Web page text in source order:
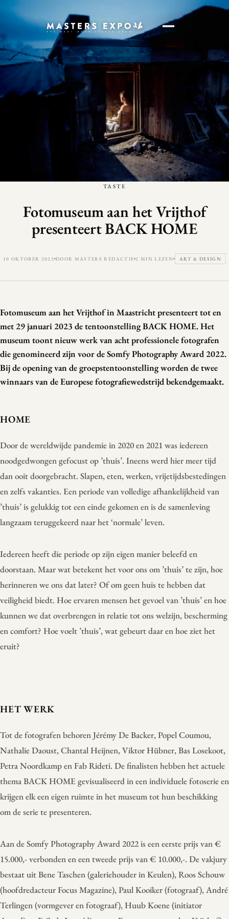
TASTE
Fotomuseum aan het Vrijthof
presenteert BACK HOME
10 OKTOBER 2022 DOOR MASTERS REDACTIE 2 MIN LEZEN ART & DESIGN
Fotomuseum aan het Vrijthof in Maastricht presenteert tot en
met 29 januari 2023 de tentoonstelling BACK HOME. Het
museum toont nieuw werk van acht professionele fotografen
die genomineerd zijn voor de Somfy Photography Award 2022.
Bij de opening van de groepstentoonstelling worden de twee
winnaars van de Europese fotografiewedstrijd bekendgemaakt.
HOME
Door de wereldwijde pandemie in 2020 en 2021 was iedereen
noodgedwongen gefocust op ’thuis’. Ineens werd hier meer tijd
dan ooit doorgebracht. Slapen, eten, werken, vrijetijdsbestedingen
en zelfs vakanties. Een periode van volledige afhankelijkheid van
’thuis’ is gelukkig tot een einde gekomen en is de samenleving
langzaam teruggekeerd naar het ‘normale’ leven.
Iedereen heeft die periode op zijn eigen manier beleefd en
doorstaan. Maar wat betekent het voor ons om ’thuis’ te zijn, hoe
herinneren we ons dat later? Of om geen huis te hebben dat
veiligheid biedt. Hoe ervaren mensen het gevoel van ’thuis’ en hoe
kunnen we dat overbrengen in relatie tot ons welzijn, bescherming
en comfort? Hoe voelt ’thuis’, wat gebeurt daar en hoe ziet het
eruit?
HET WERK
Tot de fotografen behoren Jérémy De Backer, Popel Coumou,
Nathalie Daoust, Chantal Heijnen, Viktor Hübner, Bas Losekoot,
Petra Noordkamp en Fab Rideti. De finalisten hebben het actuele
thema BACK HOME gevisualiseerd in een individuele fotoserie en
krijgen elk een eigen ruimte in het museum tot hun beschikking
om de serie te presenteren.
Aan de Somfy Photography Award 2022 is een eerste prijs van €
15.000,- verbonden en een tweede prijs van € 10.000,-. De vakjury
bestaat uit Bene Taschen (galeriehouder in Keulen), Roos Schouw
(hoofdredacteur Focus Magazine), Paul Kooiker (fotograaf), André
Terlingen (vormgever en fotograaf), Huub Koene (initiator